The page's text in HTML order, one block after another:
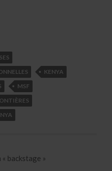
KENYA
MSF
backstage »